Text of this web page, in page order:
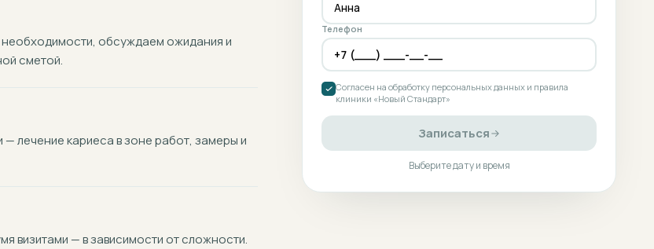
обсуждаем ожидания и
сметой.
лечение кариеса в зоне работ, замеры и
визитами — в зависимости от сложности.
Телефон
Согласен на обработку персональных данных и правила
клиники «Новый Стандарт»
Записаться
Выберите дату и время